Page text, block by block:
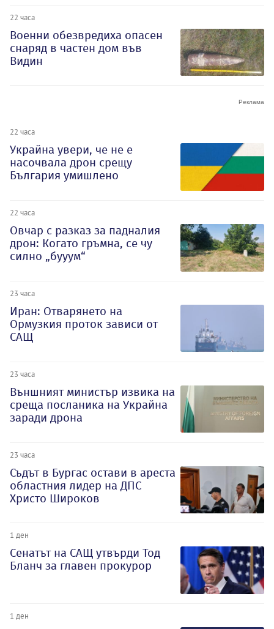
22 часа
Военни обезвредиха опасен
снаряд в частен дом във
Видин
22 часа
Украйна увери, че не е
насочвала дрон срещу
България умишлено
22 часа
Овчар с разказ за падналия
дрон: Когато гръмна, се чу
силно „бууум“
23 часа
Иран: Отварянето на
Ормузкия проток зависи от
САЩ
23 часа
Външният министър извика на
среща посланика на Украйна
заради дрона
23 часа
Съдът в Бургас остави в ареста
областния лидер на ДПС
Христо Широков
1 ден
Сенатът на САЩ утвърди Тод
Бланч за главен прокурор
1 ден